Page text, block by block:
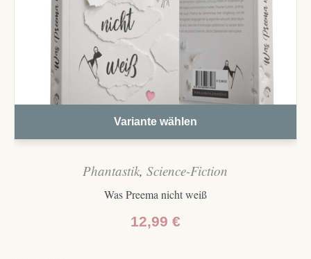
Variante wählen
Phantastik,Science-Fiction
Was Preema nicht weiß
12,99 €